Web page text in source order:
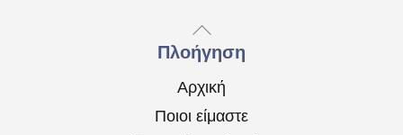
Back
To
Top
Πλοήγηση
Αρχική
Ποιοι είμαστε